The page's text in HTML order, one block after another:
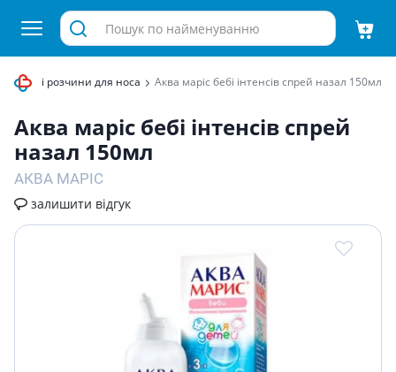
Сольові розчини для носа Аква маріс бебі інтенсів спрей назал 150мл
Аква маріс бебі інтенсів спрей
назал 150мл
АКВА МАРІС
залишити відгук